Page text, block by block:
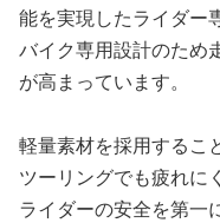
能を実現したライダー
バイク専用設計のため
が高まっています。
軽量素材を採用するこ
ツーリングでも疲れに
ライダーの安全を第一